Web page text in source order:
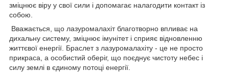
зміцнює віру у свої сили і допомагає налагодити контакт із
собою.
Вважається, що лазуромалахіт благотворно впливає на
дихальну систему, зміцнює імунітет і сприяє відновленню
життєвої енергії. Браслет з лазуромалахіту - це не просто
прикраса, а особистий оберіг, що поєднує чистоту небес і
силу землі в єдиному потоці енергії.